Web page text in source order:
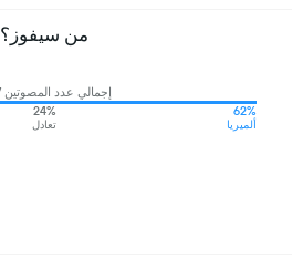
من سيفوز؟
إجمالي عدد المصوتين 1,897
62%
ألميريا
24%
تعادل